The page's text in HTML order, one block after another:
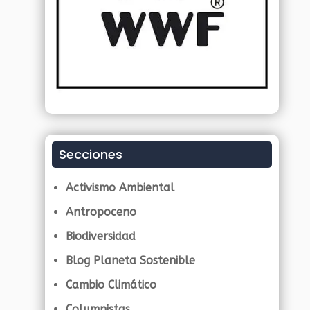
Secciones
Activismo Ambiental
Antropoceno
Biodiversidad
Blog Planeta Sostenible
Cambio Climático